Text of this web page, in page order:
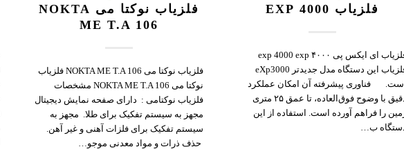
فلزیاب 4000 EXP
فلزیاب ای ایکس پی ۴۰۰۰ exp 4000 exp
فلزیاب این دستگاه مدل جدیدتر eXp3000
فناوری پیشرفته آن امکان عملکرد
دقیق با وضوح فوق‌العاده، تا عمق ۲۵ متری
را فراهم آورده است. استفاده از این
ب…
فلزیاب نوکتا می NOKTA
ME T.A 106
فلزیاب نوکتا می NOKTA ME T.A 106 فلزیاب
نوکتا می NOKTA ME T.A 106 مشخصات
فلزیاب نوکتامی : دارای صفحه نمایش دیجیتال
مجهز به سیستم تفکیک برای طلا. مجهز به
سیستم تفکیک برای فلزات آهنی و غیر آهن.
حذف ذرات و مواد معدنی موجو…